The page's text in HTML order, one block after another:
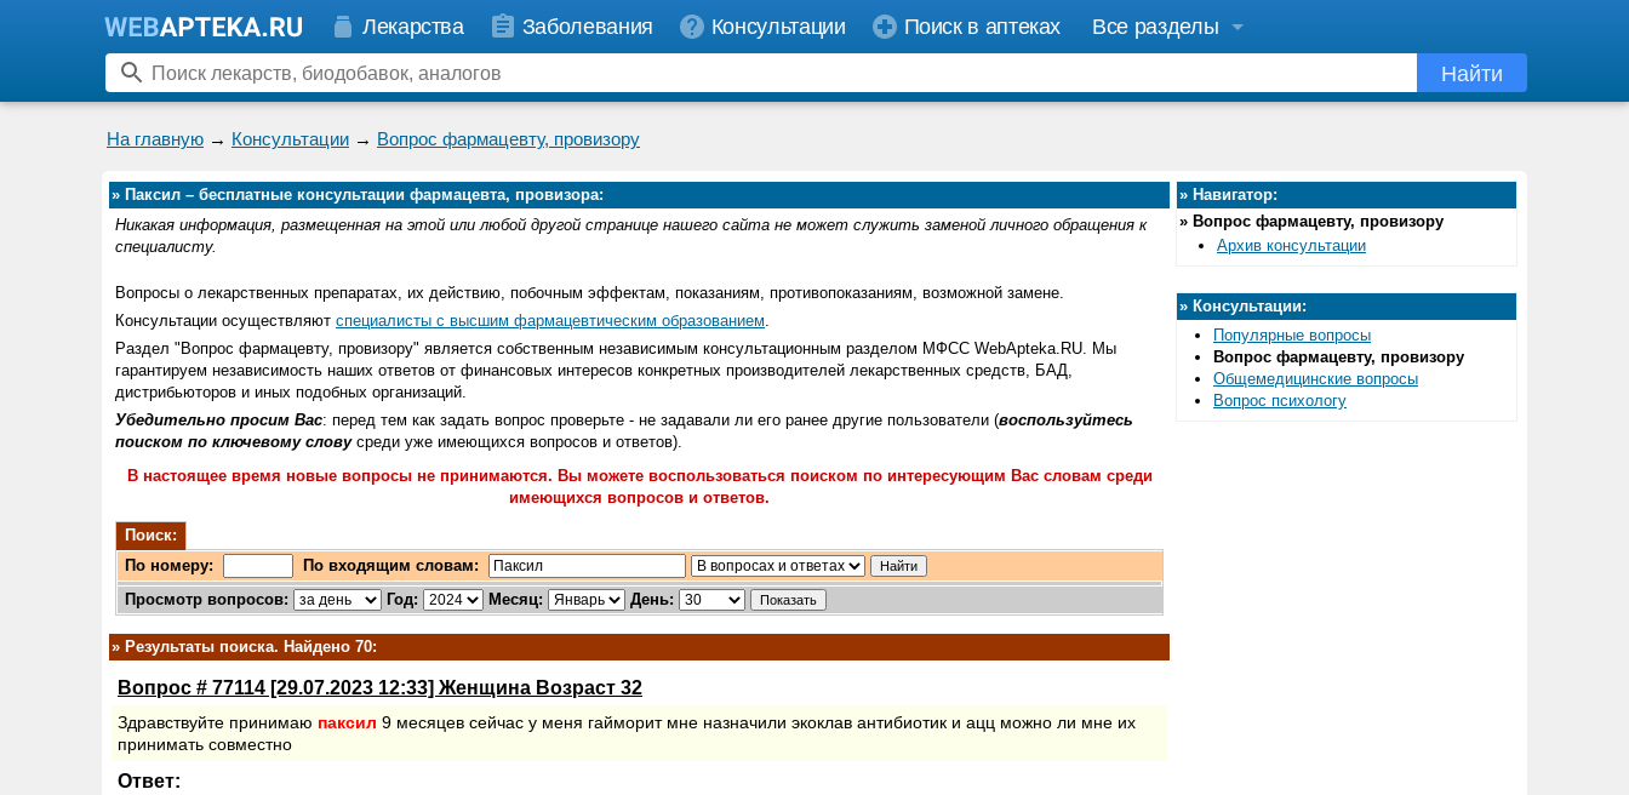
Лекарства Заболевания Консультации Поиск в аптеках
Все разделы
Найти
На главную → Консультации → Вопрос фармацевту, провизору
» Паксил – бесплатные консультации фармацевта, провизора:
Никакая информация, размещенная на этой или любой другой странице нашего сайта не может служить заменой личного обращения к
специалисту.
Вопросы о лекарственных препаратах, их действию, побочным эффектам, показаниям, противопоказаниям, возможной замене.
Консультации осуществляют специалисты с высшим фармацевтическим образованием.
Раздел "Вопрос фармацевту, провизору" является собственным независимым консультационным разделом МФСС WebApteka.RU. Мы
гарантируем независимость наших ответов от финансовых интересов конкретных производителей лекарственных средств, БАД,
дистрибьюторов и иных подобных организаций.
Убедительно просим Вас: перед тем как задать вопрос проверьте - не задавали ли его ранее другие пользователи (воспользуйтесь
поиском по ключевому словусреди уже имеющихся вопросов и ответов).
В настоящее время новые вопросы не принимаются. Вы можете воспользоваться поиском по интересующим Вас словам среди
имеющихся вопросов и ответов.
Поиск:
По номеру:
По входящим словам:
Просмотр вопросов:
Год: Месяц: День:
» Результаты поиска. Найдено 70:
Вопрос # 77114 [29.07.2023 12:33] Женщина Возраст 32
Здравствуйте принимаю паксил 9 месяцев сейчас у меня гайморит мне назначили экоклав антибиотик и ацц можно ли мне их
принимать совместно
Ответ:
» Навигатор:
» Вопрос фармацевту, провизору
Архив консультации
» Консультации:
Популярные вопросы
Вопрос фармацевту, провизору
Общемедицинские вопросы
Вопрос психологу